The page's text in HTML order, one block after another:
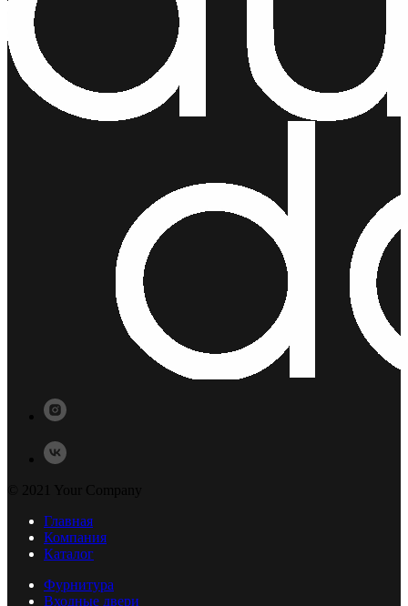
Главная
Компания
Каталог
Фурнитура
Входные двери